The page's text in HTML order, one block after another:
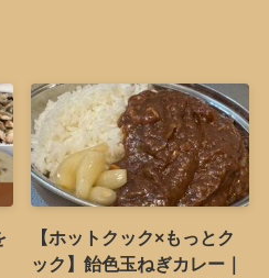
【ホットクック×もっとク
ック】飴色玉ねぎカレー｜